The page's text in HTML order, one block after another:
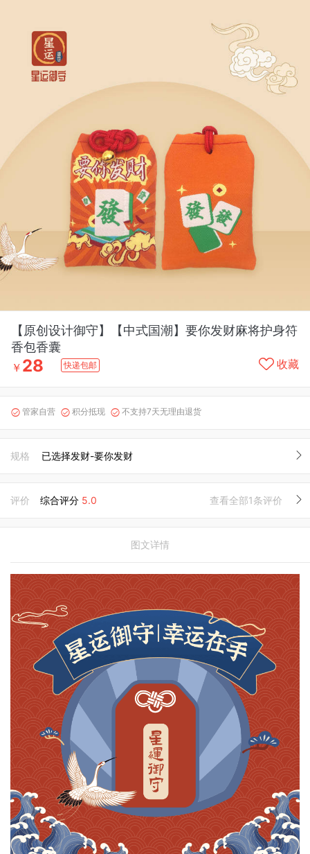
【原创设计御守】【中式国潮】要你发财麻将护身符
香包香囊
￥ 28 快递包邮 收藏
 管家自营  积分抵现  不支持7天无理由退货
规格 已选择发财-要你发财
评价 综合评分 5.0 查看全部1条评价
图文详情